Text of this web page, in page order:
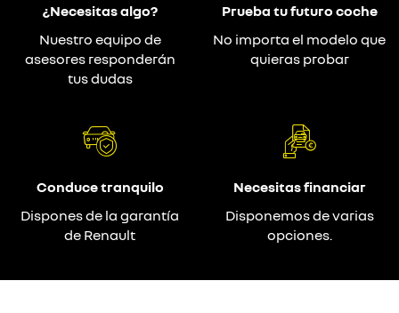
¿Necesitas algo?
Nuestro equipo de
asesores responderán
tus dudas
Prueba tu futuro coche
No importa el modelo que
quieras probar
Conduce tranquilo
Dispones de la garantía
de Renault
Necesitas financiar
Disponemos de varias
opciones.